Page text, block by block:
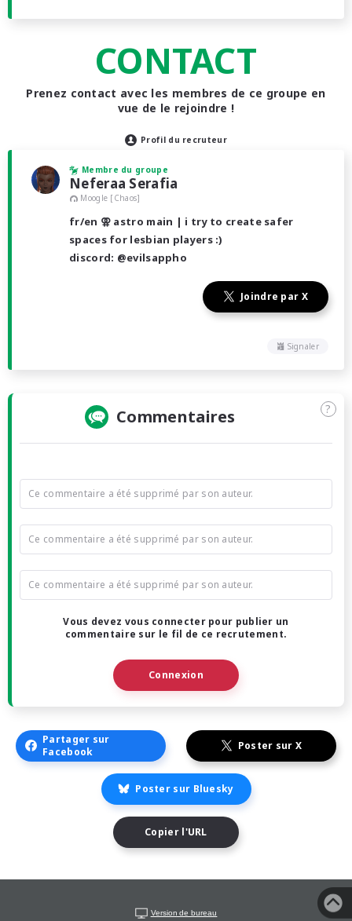
CONTACT
Prenez contact avec les membres de ce groupe en
vue de le rejoindre !
Profil du recruteur
Membre du groupe
Neferaa Serafia
Moogle [Chaos]
fr/en ⚢ astro main | i try to create safer
spaces for lesbian players :)
discord: @evilsappho
Joindre par X
Signaler
Commentaires ?
Ce commentaire a été supprimé par son auteur.
Ce commentaire a été supprimé par son auteur.
Ce commentaire a été supprimé par son auteur.
Vous devez vous connecter pour publier un
commentaire sur le fil de ce recrutement.
Connexion
Partager sur
Facebook
Poster sur X
Poster sur Bluesky
Copier l'URL
Version de bureau